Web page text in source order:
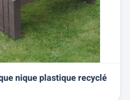
nique plastique recyclé